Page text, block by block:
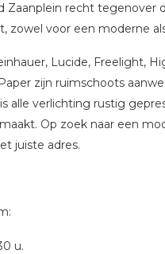
Zaanplein recht tegenover
zowel voor een moderne
Lucide, Freelight,
zijn ruimschoots
alle verlichting rustig
Op zoek naar een
juiste adres.
u.